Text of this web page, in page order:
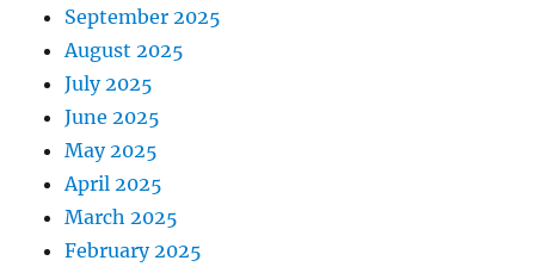
September 2025
August 2025
July 2025
June 2025
May 2025
April 2025
March 2025
February 2025